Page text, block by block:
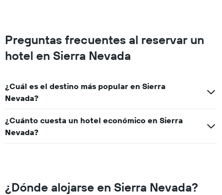
Preguntas frecuentes al reservar un
hotel en Sierra Nevada
¿Cuál es el destino más popular en Sierra
Nevada?
¿Cuánto cuesta un hotel económico en Sierra
Nevada?
¿Dónde alojarse en Sierra Nevada?